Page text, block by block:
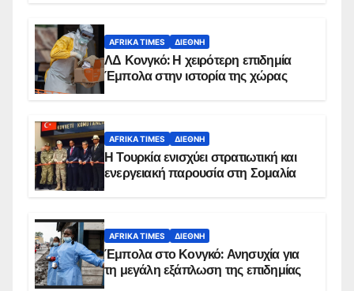
AFRIKA TIMES ΔΙΕΘΝΉ
ΛΔ Κονγκό: Η χειρότερη επιδημία
Έμπολα στην ιστορία της χώρας
AFRIKA TIMES ΔΙΕΘΝΉ
Η Τουρκία ενισχύει στρατιωτική και
ενεργειακή παρουσία στη Σομαλία
AFRIKA TIMES ΔΙΕΘΝΉ
Έμπολα στο Κονγκό: Ανησυχία για
τη μεγάλη εξάπλωση της επιδημίας